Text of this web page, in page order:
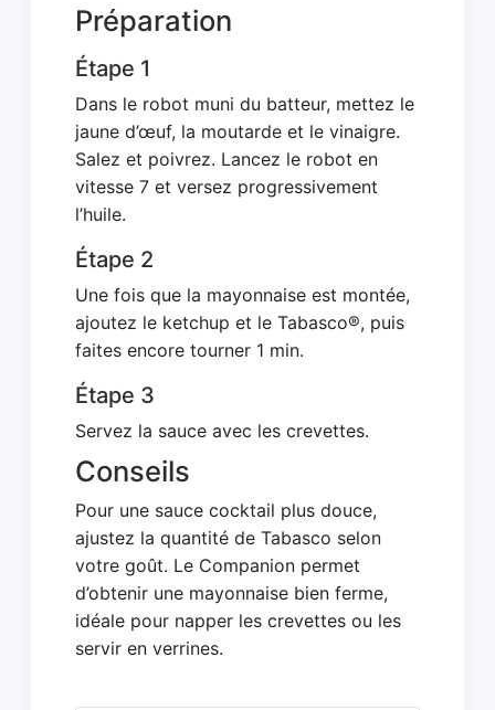
Préparation
Étape 1
Dans le robot muni du batteur, mettez le
jaune d’œuf, la moutarde et le vinaigre.
Salez et poivrez. Lancez le robot en
vitesse 7 et versez progressivement
l’huile.
Étape 2
Une fois que la mayonnaise est montée,
ajoutez le ketchup et le Tabasco®, puis
faites encore tourner 1 min.
Étape 3
Servez la sauce avec les crevettes.
Conseils
Pour une sauce cocktail plus douce,
ajustez la quantité de Tabasco selon
votre goût. Le Companion permet
d’obtenir une mayonnaise bien ferme,
idéale pour napper les crevettes ou les
servir en verrines.